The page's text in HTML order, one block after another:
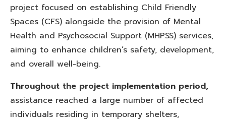
project focused on establishing Child Friendly
Spaces (CFS) alongside the provision of Mental
Health and Psychosocial Support (MHPSS) services,
aiming to enhance children’s safety, development,
and overall well-being.
Throughout the project implementation period,
assistance reached a large number of affected
individuals residing in temporary shelters,